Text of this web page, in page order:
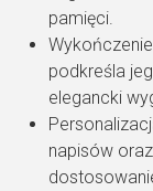
pamięci.
podkreśla
elegancki
napisów